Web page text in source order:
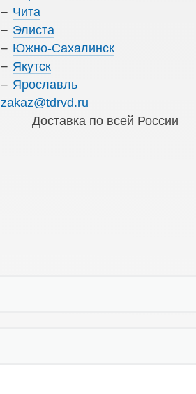
Чита
Элиста
Южно-Сахалинск
Якутск
Ярославль
zakaz@tdrvd.ru
Доставка по всей России